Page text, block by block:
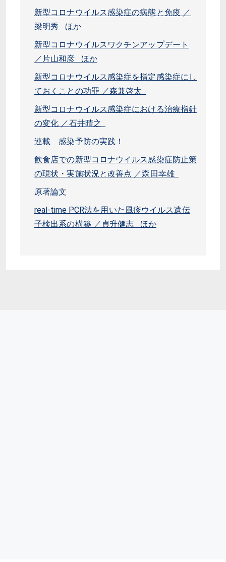
新型コロナウイルス感染症の病態と免疫 ／
梁明秀 ほか
新型コロナウイルスワクチンアップデート
／片山和彦 ほか
新型コロナウイルス感染症を指定感染症にし
ておくことの功罪 ／森兼啓太
新型コロナウイルス感染症における治療指針
の変化 ／石井晴之
連載 感染予防の実践！
飲食店での新型コロナウイルス感染症防止策
の現状・実施状況と改善点 ／森田幸雄
原著論文
real-time PCR法を用いた風疹ウイルス遺伝
子検出系の構築 ／貞升健志 ほか